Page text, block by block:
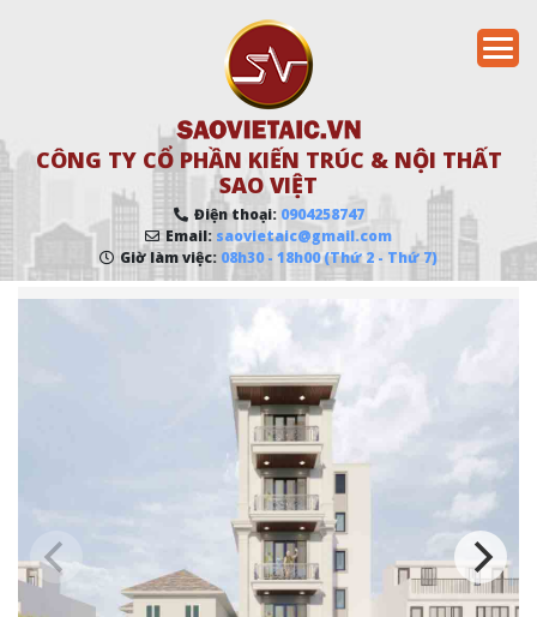
CÔNG TY CỔ PHẦN KIẾN TRÚC & NỘI THẤT
SAO VIỆT
Điện thoại: 0904258747
Email: saovietaic@gmail.com
Giờ làm việc: 08h30 - 18h00 (Thứ 2 - Thứ 7)